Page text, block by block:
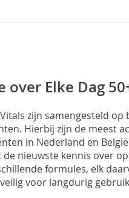
over Elke Dag
zijn samengesteld
Hierbij zijn de meest
in Nederland en
nieuwste kennis over
formules, elk
voor langdurig